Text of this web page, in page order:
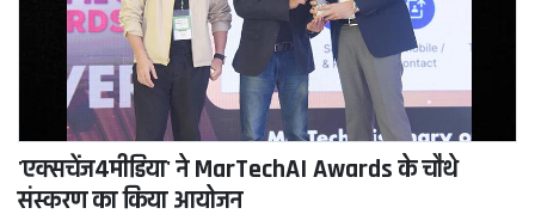
'एक्सचेंज4मीडिया' ने MarTechAI Awards के चौथे
संस्करण का किया आयोजन